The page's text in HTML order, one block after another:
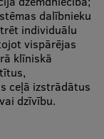
dalībnieku
individuālu
vispārējas
klīniskā
ceļā izstrādātus
dzīvību.